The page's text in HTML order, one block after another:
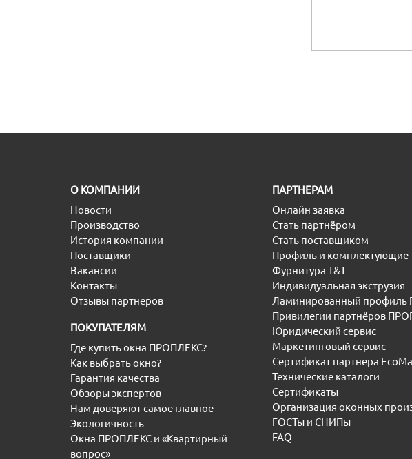
O КОМПАНИИ
Новости
Производство
История компании
Поставщики
Вакансии
Контакты
Отзывы партнеров
ПОКУПАТЕЛЯМ
Где купить окна ПРОПЛЕКС?
Как выбрать окно?
Гарантия качества
Обзоры экспертов
Нам доверяют самое главное
Экологичность
Окна ПРОПЛЕКС и «Квартирный
вопрос»
ПАРТНЕРАМ
Онлайн заявка
Стать партнёром
Стать поставщиком
Профиль и комплектующие
Фурнитура T&T
Индивидуальная экструзия
Ламинированный профиль
Привилегии партнёров
Юридический сервис
Маркетинговый сервис
Сертификат партнера
Технические каталоги
Сертификаты
Организация оконных
ГОСТы и СНИПы
FAQ